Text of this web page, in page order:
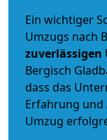
Ein wichtiger
Umzugs nach
zuverlässigen
Bergisch
dass das
Erfahrung
Umzug